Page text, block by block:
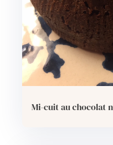
Mi-cuit au chocolat